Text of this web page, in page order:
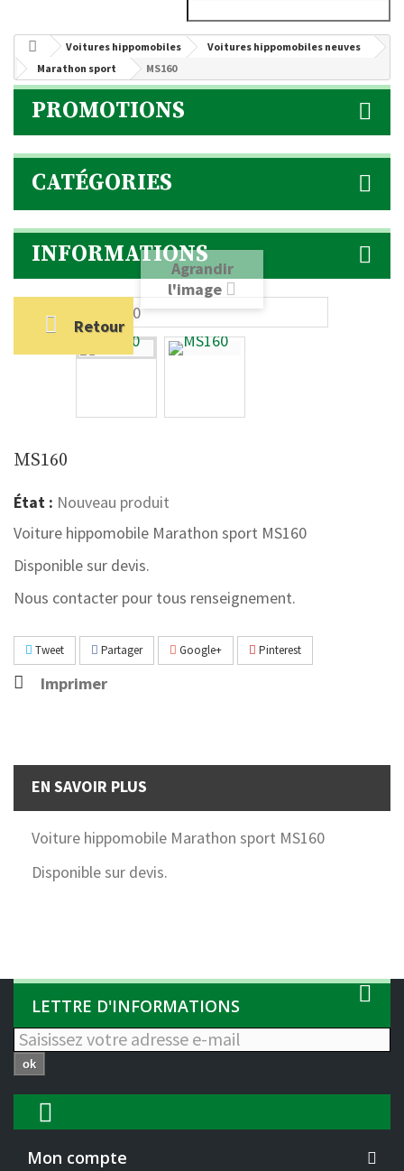
Voitures hippomobiles
Voitures hippomobiles neuves
Marathon sport
MS160
PROMOTIONS
CATÉGORIES
INFORMATIONS
Retour
Agrandir
l'image
MS160
État : Nouveau produit
Voiture hippomobile Marathon sport MS160
Disponible sur devis.
Nous contacter pour tous renseignement.
Tweet Partager Google+ Pinterest
Imprimer
EN SAVOIR PLUS
Voiture hippomobile Marathon sport MS160
Disponible sur devis.
LETTRE D'INFORMATIONS
ok
Mon compte